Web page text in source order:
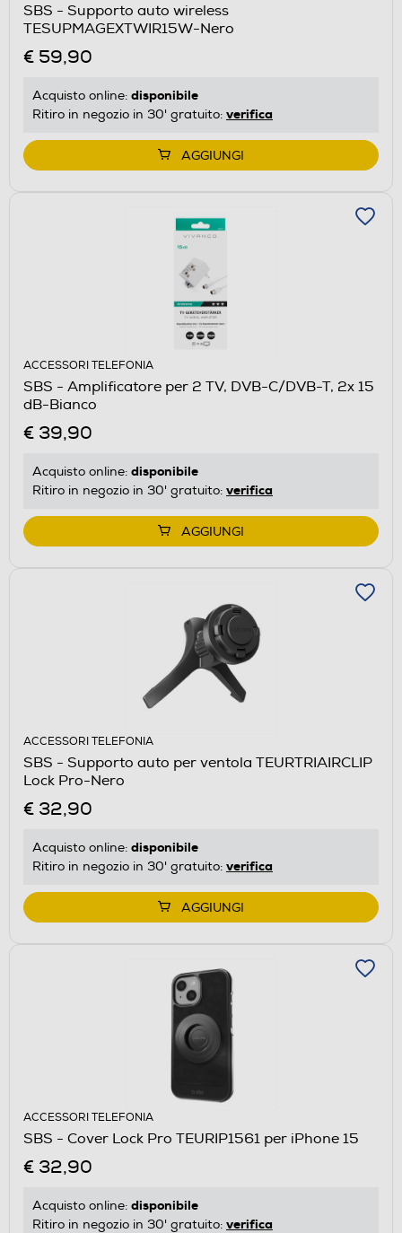
SBS - Supporto auto wireless
TESUPMAGEXTWIR15W-Nero
€ 59,90
Acquisto online: disponibile
Ritiro in negozio in 30' gratuito: verifica
AGGIUNGI
ACCESSORI TELEFONIA
SBS - Amplificatore per 2 TV, DVB-C/DVB-T, 2x 15
dB-Bianco
€ 39,90
Acquisto online: disponibile
Ritiro in negozio in 30' gratuito: verifica
AGGIUNGI
ACCESSORI TELEFONIA
SBS - Supporto auto per ventola TEURTRIAIRCLIP
Lock Pro-Nero
€ 32,90
Acquisto online: disponibile
Ritiro in negozio in 30' gratuito: verifica
AGGIUNGI
ACCESSORI TELEFONIA
SBS - Cover Lock Pro TEURIP1561 per iPhone 15
€ 32,90
Acquisto online: disponibile
Ritiro in negozio in 30' gratuito: verifica